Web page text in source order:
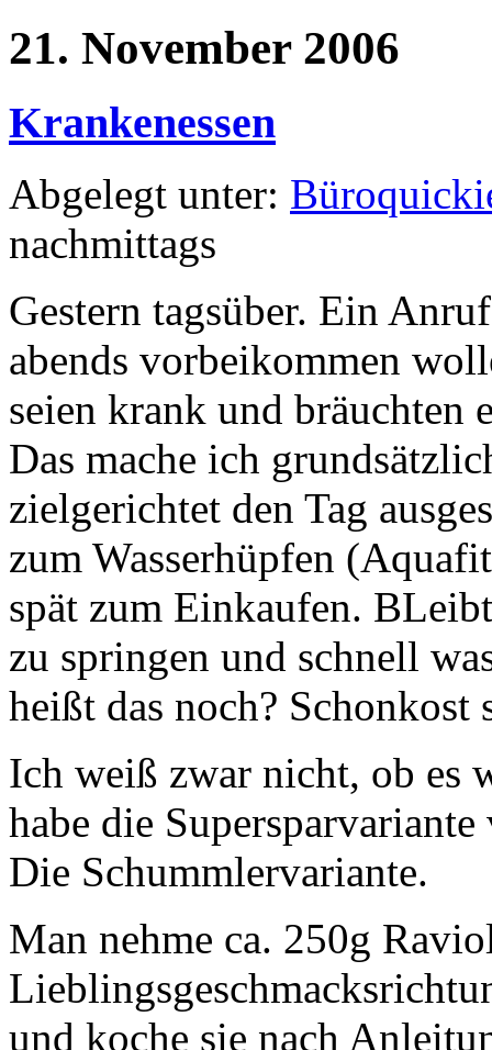
21. November 2006
Krankenessen
Abgelegt unter:
nachmittags
Gestern tagsüber. Ein
abends vorbeikommen
seien krank und bräuchten
Das mache ich
zielgerichtet den Tag
zum Wasserhüpfen
spät zum Einkaufen.
zu springen und schnell
heißt das noch?
Ich weiß zwar nicht, ob es
habe die
Die Schummlervariante.
Man nehme ca. 250g
und koche sie nach